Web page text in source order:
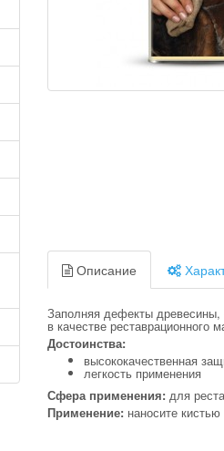
Описание
Заполняя дефекты древесины,
в качестве реставрационного
Достоинства:
высококачественная
легкость применения
Сфера применения: для
Применение: наносите